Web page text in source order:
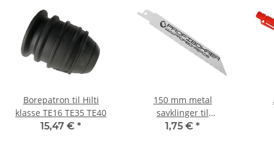
Borepatron til Hilti
klasse TE16 TE35 TE40
15,47 € *
150 mm metal
savklinger til
reciproaches
1,75 € *